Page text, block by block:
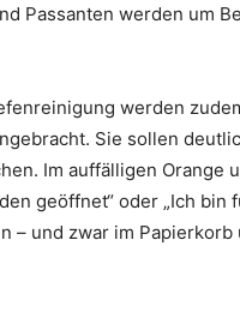
Passanten werden um
werden
Sie sollen
Im auffälligen Orange
geöffnet“ oder „Ich
– und zwar im